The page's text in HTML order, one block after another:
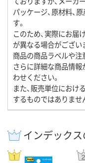
パッケージ、原材料、
す。
このため、実際にお届
が異なる場合がござい
商品の商品ラベルや注
さらに詳細な商品情報
わせください。
また、販売単位におけ
するものではありませ
インデック